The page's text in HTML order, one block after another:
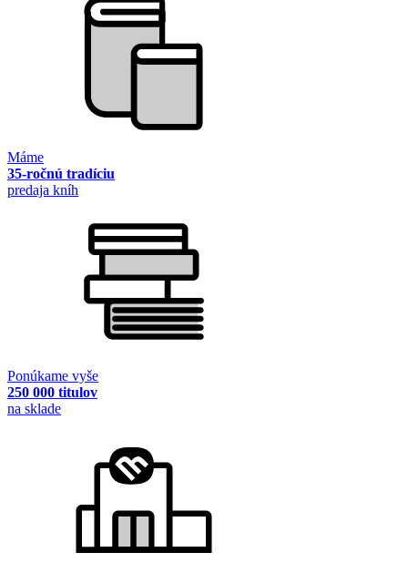
Máme
35-ročnú tradíciu
predaja kníh
Ponúkame vyše
250 000 titulov
na sklade